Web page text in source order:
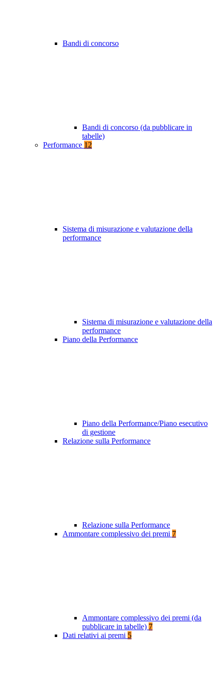
Bandi di concorso
Bandi di concorso (da pubblicare in
tabelle)
Performance 12
Sistema di misurazione e valutazione della
performance
Sistema di misurazione e valutazione della
performance
Piano della Performance
Piano della Performance/Piano esecutivo
di gestione
Relazione sulla Performance
Relazione sulla Performance
Ammontare complessivo dei premi 7
Ammontare complessivo dei premi (da
pubblicare in tabelle) 7
Dati relativi ai premi 5